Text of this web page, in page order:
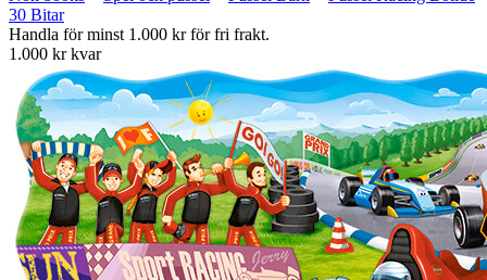
30 Bitar
Handla för minst 1.000 kr för fri frakt.
1.000 kr kvar